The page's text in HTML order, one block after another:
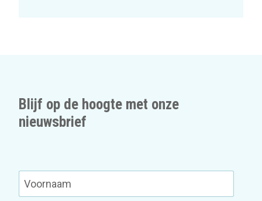
Blijf op de hoogte met onze
nieuwsbrief